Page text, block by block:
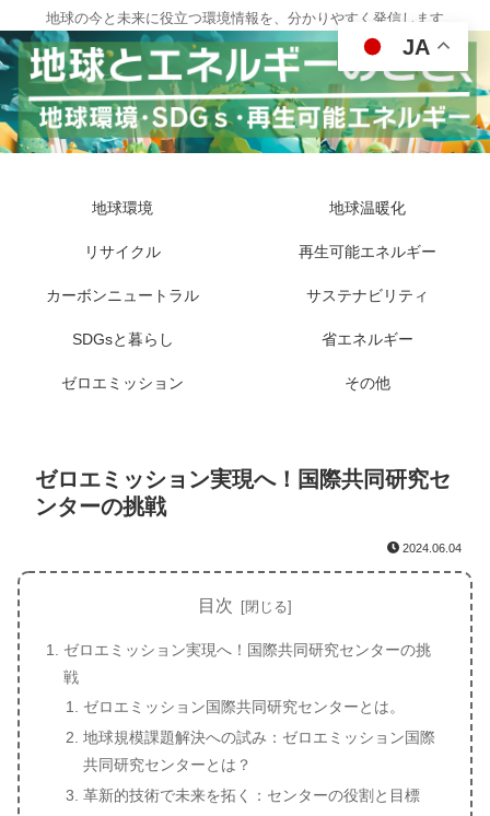
地球の今と未来に役立つ環境情報を、分かりやすく発信します
地球環境 地球温暖化
リサイクル 再生可能エネルギー
カーボンニュートラル サステナビリティ
SDGsと暮らし 省エネルギー
ゼロエミッション その他
ゼロエミッション実現へ！国際共同研究セ
ンターの挑戦
2024.06.04
目次
ゼロエミッション実現へ！国際共同研究センターの挑
戦
ゼロエミッション国際共同研究センターとは。
地球規模課題解決への試み：ゼロエミッション国際
共同研究センターとは？
革新的技術で未来を拓く：センターの役割と目標
JA